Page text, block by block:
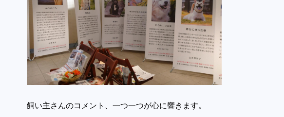
飼い主さんのコメント、一つ一つが心に響きます。